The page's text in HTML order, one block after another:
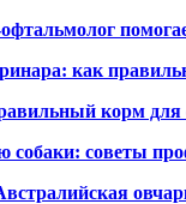
как
корм для
собаки: советы